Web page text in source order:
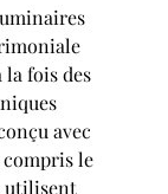
fois des
avec
le
utilisent